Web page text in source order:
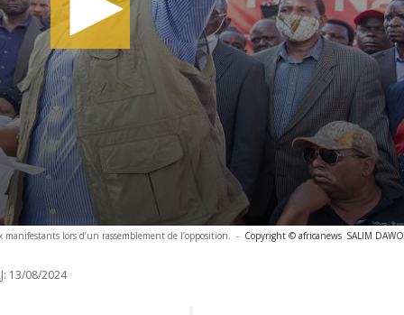
lors d’un rassemblement de l’opposition. - Copyright © africanews SALIM
13/08/2024